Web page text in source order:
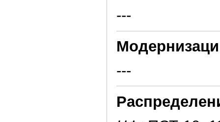
---
---